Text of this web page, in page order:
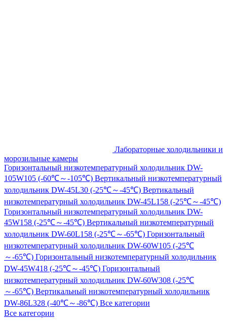
Лабораторные холодильники и
морозильные камеры
Горизонтальный низкотемпературный холодильник DW-
105W105 (-60℃～-105℃) Вертикальный низкотемпературный
холодильник DW-45L30 (-25℃～-45℃) Вертикальный
низкотемпературный холодильник DW-45L158 (-25℃～-45℃)
Горизонтальный низкотемпературный холодильник DW-
45W158 (-25℃～-45℃) Вертикальный низкотемпературный
холодильник DW-60L158 (-25℃～-65℃) Горизонтальный
низкотемпературный холодильник DW-60W105 (-25℃
～-65℃) Горизонтальный низкотемпературный холодильник
DW-45W418 (-25℃～-45℃) Горизонтальный
низкотемпературный холодильник DW-60W308 (-25℃
～-65℃) Вертикальный низкотемпературный холодильник
DW-86L328 (-40℃～-86℃) Все категории
Все категории